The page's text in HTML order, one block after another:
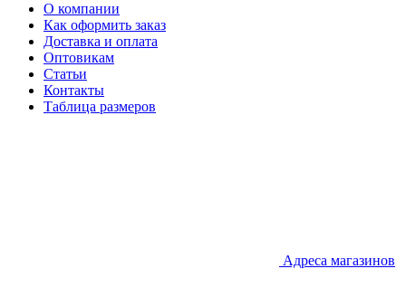
О компании
Как оформить заказ
Доставка и оплата
Оптовикам
Статьи
Контакты
Таблица размеров
Адреса магазинов